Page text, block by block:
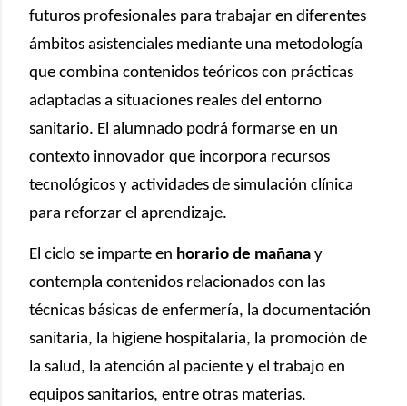
futuros profesionales para trabajar en diferentes
ámbitos asistenciales mediante una metodología
que combina contenidos teóricos con prácticas
adaptadas a situaciones reales del entorno
sanitario. El alumnado podrá formarse en un
contexto innovador que incorpora recursos
tecnológicos y actividades de simulación clínica
para reforzar el aprendizaje.
El ciclo se imparte en horario de mañana y
contempla contenidos relacionados con las
técnicas básicas de enfermería, la documentación
sanitaria, la higiene hospitalaria, la promoción de
la salud, la atención al paciente y el trabajo en
equipos sanitarios, entre otras materias.